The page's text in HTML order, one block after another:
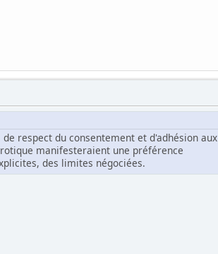
respect du consentement et d'adhésion aux
manifesteraient une préférence
des limites négociées.